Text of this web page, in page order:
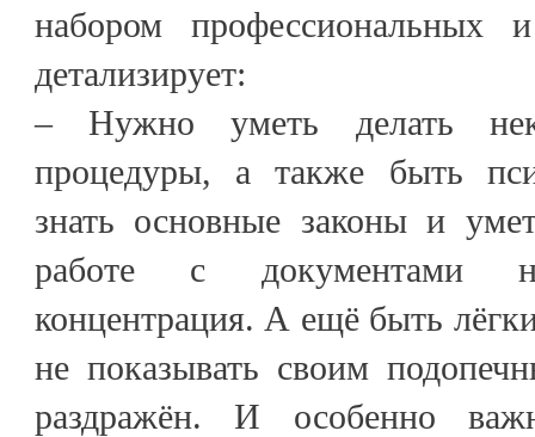
набором
детализирует:
– Нужно уметь делать
процедуры, а также быть
знать основные законы и
работе с документами
концентрация. А ещё быть
не показывать своим
раздражён. И особенно